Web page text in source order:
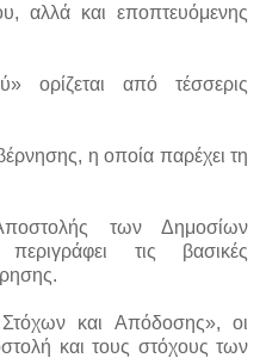
αλλά και εποπτευόμενης
ορίζεται από τέσσερις
η οποία παρέχει τη
των Δημοσίων
τις βασικές
και Απόδοσης», οι
και τους στόχους των